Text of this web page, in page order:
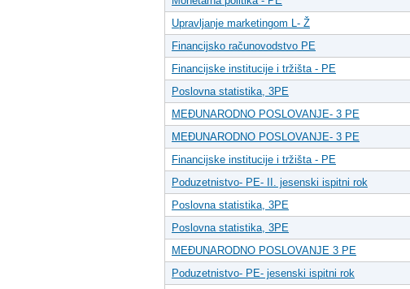
Upravljanje marketingom L- Ž
Financijsko računovodstvo PE
Financijske institucije i tržišta - PE
Poslovna statistika, 3PE
MEĐUNARODNO POSLOVANJE- 3 PE
MEĐUNARODNO POSLOVANJE- 3 PE
Financijske institucije i tržišta - PE
Poduzetnistvo- PE- II. jesenski ispitni rok
Poslovna statistika, 3PE
Poslovna statistika, 3PE
MEĐUNARODNO POSLOVANJE 3 PE
Poduzetnistvo- PE- jesenski ispitni rok